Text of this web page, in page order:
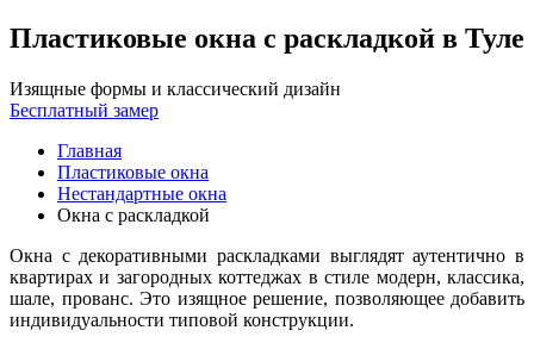
Пластиковые окна с раскладкой в Туле
Изящные формы и классический дизайн
Бесплатный замер
Главная
Пластиковые окна
Нестандартные окна
Окна с раскладкой
Окна с декоративными раскладками выглядят аутентично в
квартирах и загородных коттеджах в стиле модерн, классика,
шале, прованс. Это изящное решение, позволяющее добавить
индивидуальности типовой конструкции.